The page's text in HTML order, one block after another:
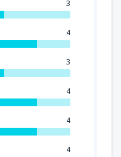
3
4
3
4
4
4